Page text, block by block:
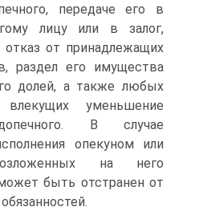
передаче его в
лицу или в залог,
отказ от принадлежащих
раздел его имущества
долей, а также любых
уменьшение
В случае
опекуном или
на него
быть отстранен от